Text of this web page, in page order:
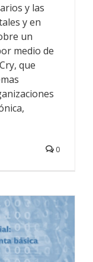
y las
y en
un
medio de
que
0